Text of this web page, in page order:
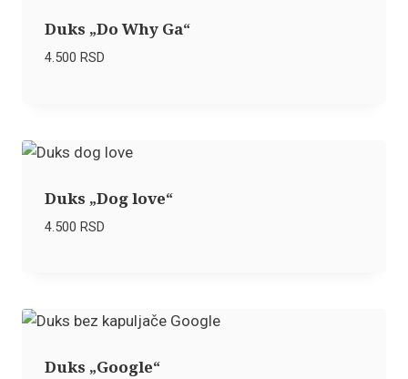
Duks „Do Why Ga“
4.500 RSD
Duks „Dog love“
4.500 RSD
Duks „Google“